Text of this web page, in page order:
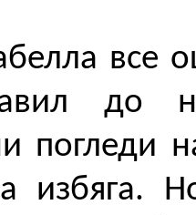
все
до
погледи
избяга.